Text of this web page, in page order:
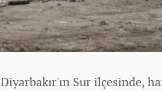
Diyarbakır'ın Sur ilçesinde,